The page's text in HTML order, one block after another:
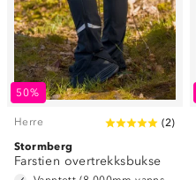
50%
Herre (2)
Stormberg
Farstien overtrekksbukse